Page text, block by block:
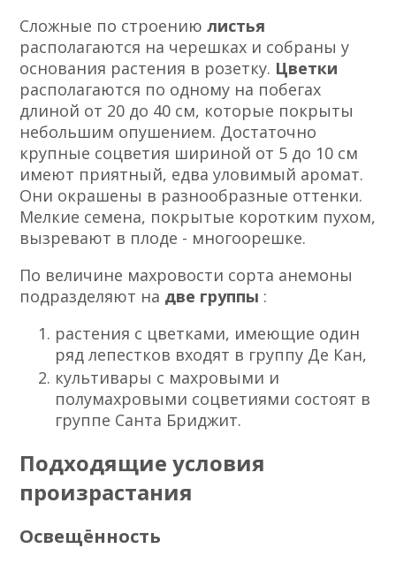
Сложные по строениюлистья
располагаются на черешках и собраны у
основания растения в розетку. Цветки
располагаются по одному на побегах
длиной от 20 до 40 см, которые покрыты
небольшим опушением. Достаточно
крупные соцветия шириной от 5 до 10 см
имеют приятный, едва уловимый аромат.
Они окрашены в разнообразные оттенки.
Мелкие семена, покрытые коротким пухом,
вызревают в плоде - многоорешке.
По величине махровости сорта анемоны
подразделяют на две группы :
растения с цветками, имеющие один
ряд лепестков входят в группу Де Кан,
культивары с махровыми и
полумахровыми соцветиями состоят в
группе Санта Бриджит.
Подходящие условия
произрастания
Освещённость